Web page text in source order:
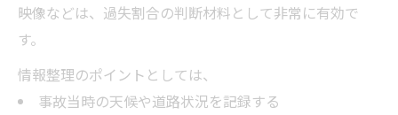
映像などは、過失割合の判断材料として非常に有効で
す。
情報整理のポイントとしては、
事故当時の天候や道路状況を記録する